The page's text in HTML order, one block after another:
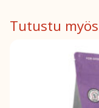
Tutustu myös